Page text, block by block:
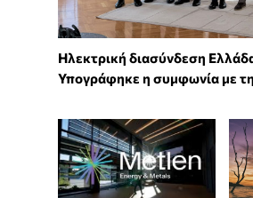
Ηλεκτρική διασύνδεση
Υπογράφηκε η συμφωνία με